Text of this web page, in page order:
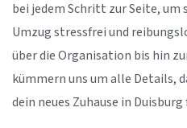
bei jedem Schritt zur Seite, um
Umzug stressfrei und
über die Organisation bis hin
kümmern uns um alle Details,
dein neues Zuhause in